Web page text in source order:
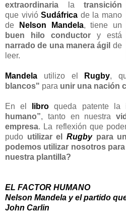
extraordinaria la transición
que vivióSudáfrica de la mano
de
Nelson Mandela, tiene un
buen hilo conductor y está
narrado de una manera ágil de
leer.
Mandela utilizo el Rugby,
blancos" para unir una nación
En el libro queda patente la
humano”, tanto en nuestra
empresa. La reflexión que
pudo utilizar el Rugbypara
podemos utilizar nosotros
nuestra plantilla?
EL FACTOR HUMANO
Nelson Mandela y el partido
John Carlin